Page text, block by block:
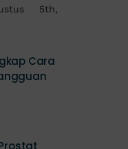
5th,
Cara